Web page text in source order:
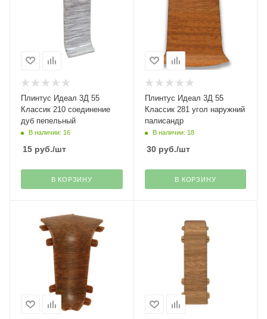
Плинтус Идеал 3Д 55
Классик 210 соединение
дуб пепельный
В наличии: 16
15 руб./шт
В КОРЗИНУ
Плинтус Идеал 3Д 55
Классик 281 угол наружний
палисандр
В наличии: 18
30руб./шт
В КОРЗИНУ